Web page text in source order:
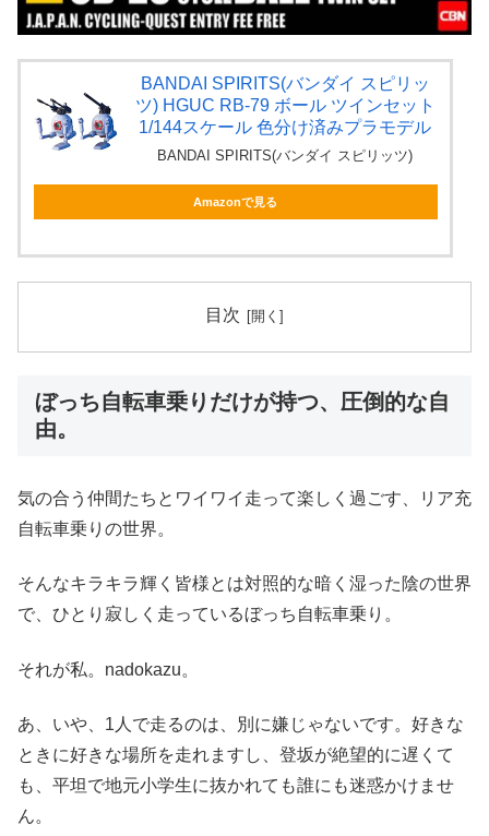
BANDAI SPIRITS(バンダイ スピリッ
ツ) HGUC RB-79 ボール ツインセット
1/144スケール 色分け済みプラモデル
BANDAI SPIRITS(バンダイ スピリッツ)
Amazonで見る
目次
ぼっち自転車乗りだけが持つ、圧倒的な自
由。
気の合う仲間たちとワイワイ走って楽しく過ごす、リア充
自転車乗りの世界。
そんなキラキラ輝く皆様とは対照的な暗く湿った陰の世界
で、ひとり寂しく走っているぼっち自転車乗り。
それが私。nadokazu。
あ、いや、1人で走るのは、別に嫌じゃないです。好きな
ときに好きな場所を走れますし、登坂が絶望的に遅くて
も、平坦で地元小学生に抜かれても誰にも迷惑かけませ
ん。